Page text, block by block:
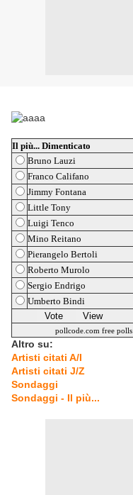
Il più... Dimenticato
Bruno Lauzi
Franco Califano
Jimmy Fontana
Little Tony
Luigi Tenco
Mino Reitano
Pierangelo Bertoli
Roberto Murolo
Sergio Endrigo
Umberto Bindi
pollcode.com free polls
Altro su:
Artisti citati A/I
Artisti citati J/Z
Sondaggi
Sondaggi - Il più...